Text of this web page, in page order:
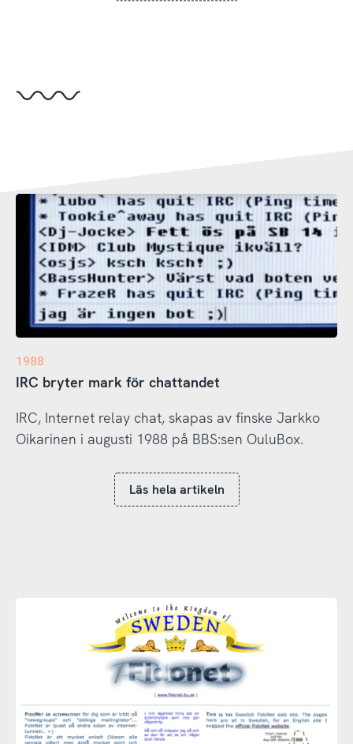
1988
IRC bryter mark för chattandet
IRC, Internet relay chat, skapas av finske Jarkko
Oikarinen i augusti 1988 på BBS:sen OuluBox.
Läs hela artikeln